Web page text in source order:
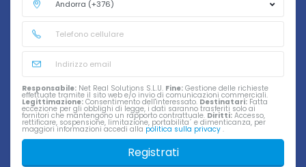
Responsabile: Net Real Solutions S.L.U. Fine: Gestione delle richieste
effettuate tramite il sito web e/o invio di comunicazioni commerciali.
Legittimazione: Consentimento dell'interessato. Destinatari: Fatta
eccezione per gli obblighi di legge, i dati saranno trasferiti solo ai
fornitori che mantengono un rapporto contrattuale. Diritti: Accesso,
rettificare, sospensione, limitazione, portabilita´ e dimenticanza, per
maggiori informazioni accedi alla politica sulla privacy .
Registrati